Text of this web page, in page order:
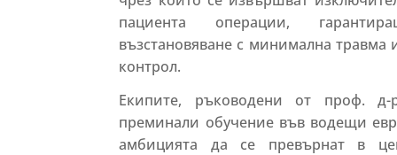
пациента операции,
възстановяване с минимална травма
контрол.
Екипите, ръководени от проф.
преминали обучение във водещи
амбицията да се превърнат в